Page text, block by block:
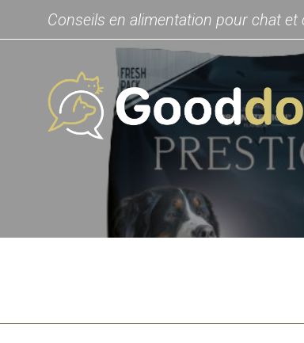
Conseils en alimentation pour chat et